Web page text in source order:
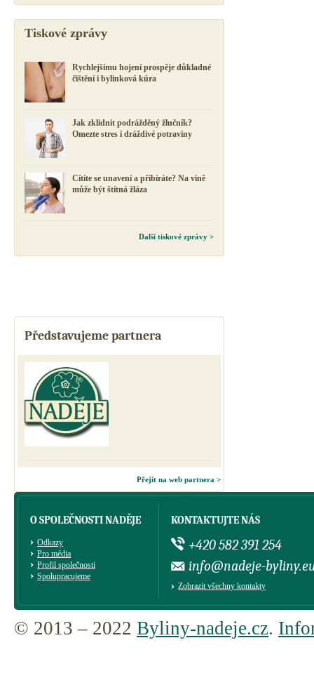
Tiskové zprávy
Rychlejšímu hojení prospěje důkladné
čištění i bylinková kúra
Jak zklidnit podrážděný žlučník?
Omezte stres i dráždivé potraviny
Cítíte se unavení a přibíráte? Na vině
může být štítná žláza
Další tiskové zprávy >
Představujeme partnera
Přejít na web partnera >
O SPOLEČNOSTI NADĚJE
Odkazy
Pro média
Profil společnosti
Spolupracujeme
KONTAKTUJTE NÁS
+420 582 391 254
info@nadeje-
Zobrazit všechny kontakty
© 2013 – 2022 Byliny-nadeje.cz.